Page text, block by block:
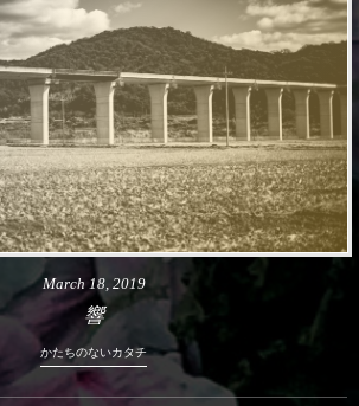
March 18, 2019
響
かたちのないカタチ